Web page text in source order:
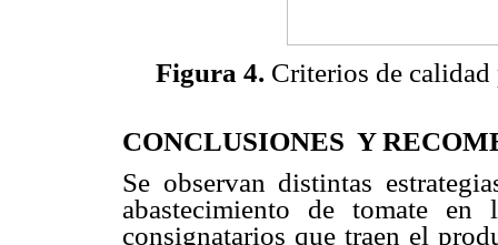
Figura 4. Criterios de calidad
CONCLUSIONES Y
Se observan distintas
abastecimiento de tomate
consignatarios que traen el